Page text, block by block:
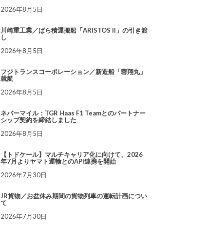
2026年8月5日
川崎重工業／ばら積運搬船「ARISTOS II」の引き渡
し
2026年8月5日
フジトランスコーポレーション／新造船「蓉翔丸」
就航
2026年8月5日
ネバーマイル：TGR Haas F1 Teamとのパートナー
シップ契約を締結しました
2026年8月5日
【トドケール】マルチキャリア化に向けて、2026
年7月よりヤマト運輸とのAPI連携を開始
2026年7月30日
JR貨物／お盆休み期間の貨物列車の運転計画につい
て
2026年7月30日